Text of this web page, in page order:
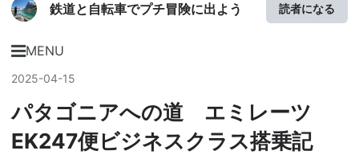
鉄道と自転車でプチ冒険に出よう 読者になる
MENU
2025-04-15
パタゴニアへの道 エミレーツ
EK247便ビジネスクラス搭乗記